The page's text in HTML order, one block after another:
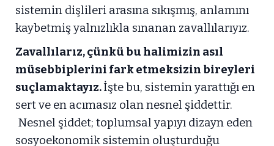
sistemin dişlileri arasına sıkışmış, anlamını
kaybetmiş yalnızlıkla sınanan zavallılarıyız.
Zavallılarız, çünkü bu halimizin asıl
müsebbiplerini fark etmeksizin bireyleri
suçlamaktayız.İşte bu, sistemin yarattığı en
sert ve en acımasız olan nesnel şiddettir.
Nesnel şiddet; toplumsal yapıyı dizayn eden
sosyoekonomik sistemin oluşturduğu